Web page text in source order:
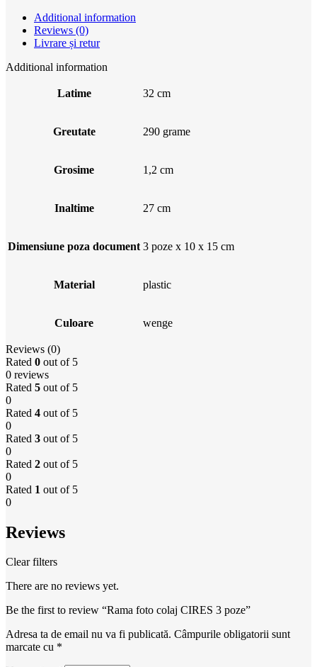
Additional information
Reviews (0)
Livrare și retur
Additional information
Latime 32 cm
Greutate 290 grame
Grosime 1,2 cm
Inaltime 27 cm
Dimensiune poza document 3 poze x 10 x 15 cm
Material plastic
Culoare wenge
Reviews (0)
Rated 0 out of 5
0 reviews
Rated 5 out of 5
0
Rated 4 out of 5
0
Rated 3 out of 5
0
Rated 2 out of 5
0
Rated 1 out of 5
0
Reviews
Clear filters
There are no reviews yet.
Be the first to review “Rama foto colaj CIRES 3 poze”
Adresa ta de email nu va fi publicată. Câmpurile obligatorii sunt
marcate cu *